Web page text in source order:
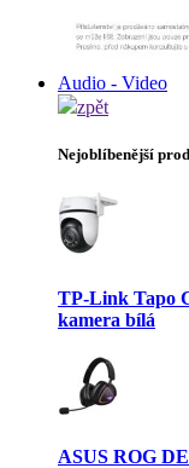
Audio - Video
zpět
Nejoblíbenější
TP-Link Tapo
kamera bílá
ASUS ROG